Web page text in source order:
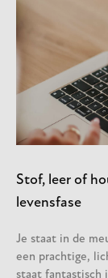
Stof, leer of
levensfase
Je staat in de
een prachtige,
staat fantastisch